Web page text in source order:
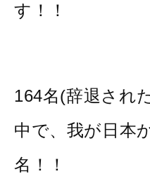
す！！
164名(辞退され
中で、我が日本
名！！